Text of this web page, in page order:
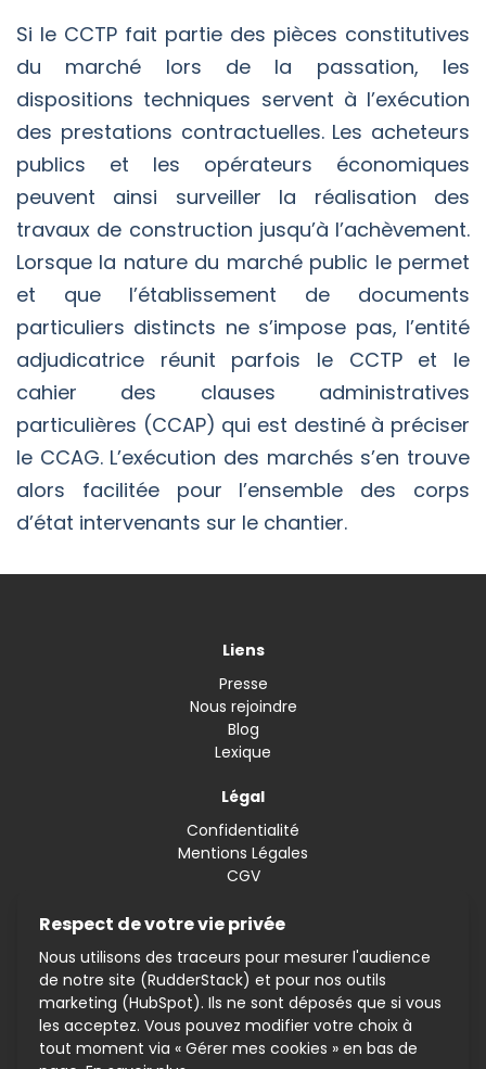
Si le CCTP fait partie des pièces constitutives
du marché lors de la passation, les
dispositions techniques servent à l’exécution
des prestations contractuelles. Les acheteurs
publics et les opérateurs économiques
peuvent ainsi surveiller la réalisation des
travaux de construction jusqu’à l’achèvement.
Lorsque la nature du marché public le permet
et que l’établissement de documents
particuliers distincts ne s’impose pas, l’entité
adjudicatrice réunit parfois le CCTP et le
cahier des clauses administratives
particulières (CCAP) qui est destiné à préciser
le CCAG. L’exécution des marchés s’en trouve
alors facilitée pour l’ensemble des corps
d’état intervenants sur le chantier.
Contact
Tel. 01 87 66 60 76
Liens
Presse
Nous rejoindre
Blog
Lexique
Légal
Confidentialité
Mentions Légales
CGV
Respect de votre vie privée
Nous utilisons des traceurs pour mesurer l'audience
de notre site (RudderStack) et pour nos outils
marketing (HubSpot). Ils ne sont déposés que si vous
les acceptez. Vous pouvez modifier votre choix à
tout moment via « Gérer mes cookies » en bas de